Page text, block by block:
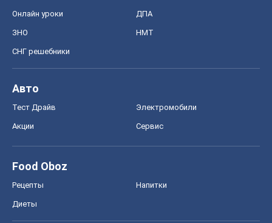
Онлайн уроки ДПА
ЗНО НМТ
СНГ решебники
Авто
Тест Драйв Электромобили
Акции Сервис
Food Oboz
Рецепты Напитки
Диеты